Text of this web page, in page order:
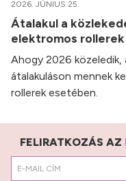
2026. JÚNIUS 25.
Átalakul a
elektromos
Ahogy 2026 közeledik,
átalakuláson mennek
rollerek esetében.
FELIRATKOZÁS AZ